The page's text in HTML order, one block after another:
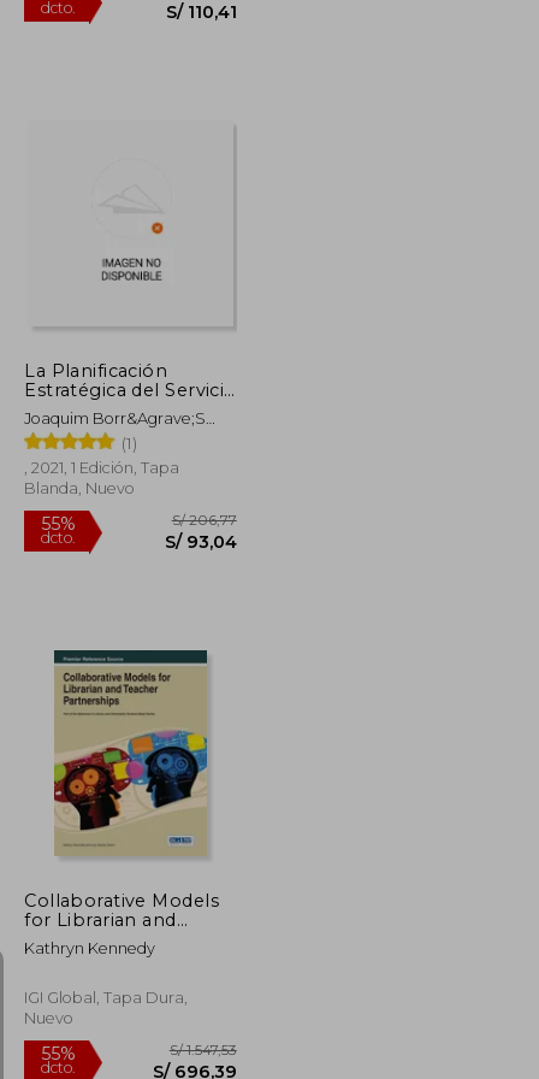
S/ 281,72
S/ 126,77
La Planificación
Estratégica del Servicio
de Archivo y Gestión
Documental: Qué es y
Cómo se Implementa
(Archivos Siglo Xxi)
Joaquim Borr&Agrave;S
G&Oacute;Mez
(1)
, 2021, 1 Edición, Tapa
Blanda, Nuevo
55%
dcto.
Collaborative Models
for Librarian and
Teacher Partnerships
Kathryn Kennedy
IGI Global, Tapa Dura,
Nuevo